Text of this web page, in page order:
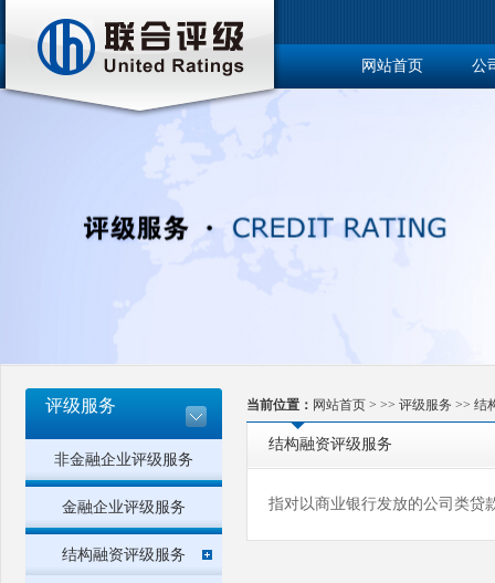
网站首页 公
评级服务
非金融企业评级服务
金融企业评级服务
结构融资评级服务
当前位置： 网站首页 > >> 评级服务 >> 结
结构融资评级服务
指对以商业银行发放的公司类贷